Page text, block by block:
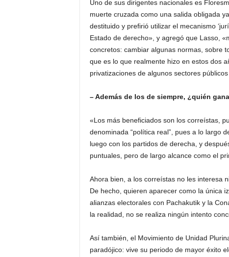
Uno de sus dirigentes nacionales es
muerte cruzada como una salida obligada
destituido y prefirió utilizar el mecanismo
Estado de derecho», y agregó que Lasso,
concretos: cambiar algunas normas, sobre
que es lo que realmente hizo en estos dos
privatizaciones de algunos sectores públicos
– Además de los de siempre, ¿quién
«Los más beneficiados son los correístas,
denominada “política real”, pues a lo largo
luego con los partidos de derecha, y
puntuales, pero de largo alcance como el
Ahora bien, a los correístas no les interesa
De hecho, quieren aparecer como la única
alianzas electorales con Pachakutik y la
la realidad, no se realiza ningún intento
Así también, el Movimiento de Unidad
paradójico: vive su periodo de mayor éxito